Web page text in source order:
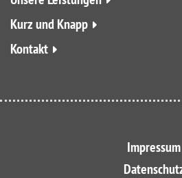
Kurz und Knapp
Kontakt
Impressum